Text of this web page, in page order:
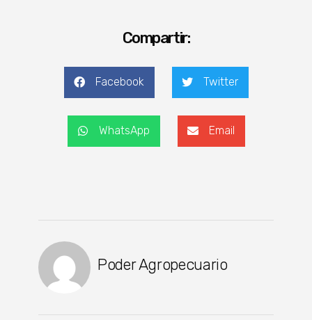
Compartir:
Facebook Twitter
WhatsApp Email
Poder Agropecuario